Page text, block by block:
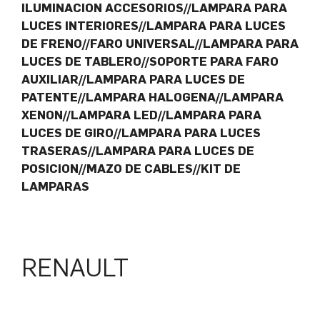
ILUMINACION ACCESORIOS//LAMPARA PARA
LUCES INTERIORES//LAMPARA PARA LUCES
DE FRENO//FARO UNIVERSAL//LAMPARA PARA
LUCES DE TABLERO//SOPORTE PARA FARO
AUXILIAR//LAMPARA PARA LUCES DE
PATENTE//LAMPARA HALOGENA//LAMPARA
XENON//LAMPARA LED//LAMPARA PARA
LUCES DE GIRO//LAMPARA PARA LUCES
TRASERAS//LAMPARA PARA LUCES DE
POSICION//MAZO DE CABLES//KIT DE
LAMPARAS
RENAULT